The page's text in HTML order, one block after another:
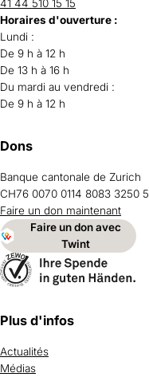
41 44 510 15 15
Horaires d'ouverture :
Lundi :
De 9 h à 12 h
De 13 h à 16 h
Du mardi au vendredi :
De 9 h à 12 h
Dons
Banque cantonale de Zurich
CH76 0070 0114 8083 3250 5
Faire un don maintenant
Faire un don avec
Twint
Plus d'infos
Actualités
Médias